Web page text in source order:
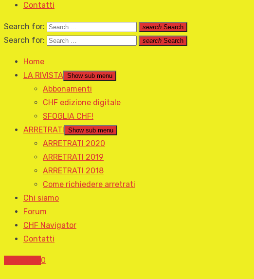
Contatti
Search for: search Search
Search for: search Search
Home
LA RIVISTA Show sub menu
Abbonamenti
CHF edizione digitale
SFOGLIA CHF!
ARRETRATI
Show sub menu
ARRETRATI 2020
ARRETRATI 2019
ARRETRATI 2018
Come richiedere arretrati
Chi siamo
Forum
CHF Navigator
Contatti
0